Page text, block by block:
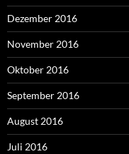
Dezember 2016
November 2016
Oktober 2016
September 2016
August 2016
Juli 2016